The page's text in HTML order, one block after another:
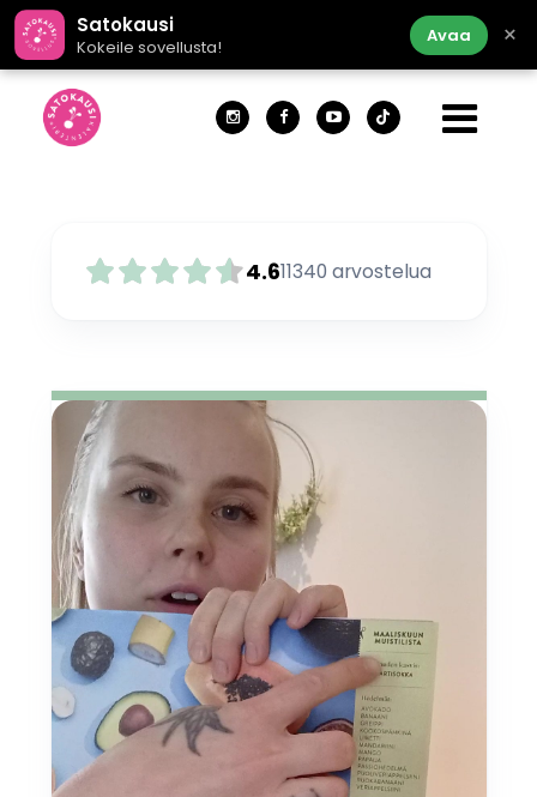
Satokausi
Kokeile sovellusta!
Avaa ×
4.611340 arvostelua